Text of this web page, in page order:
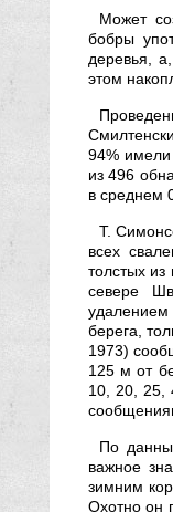
Может
бобры
деревья,
этом
94% имели
из 496
в среднем
Т.
всех
толстых
севере
удалением
берега,
1973)
125 м от
10, 20, 25,
По
важное
зимним
Охотно он